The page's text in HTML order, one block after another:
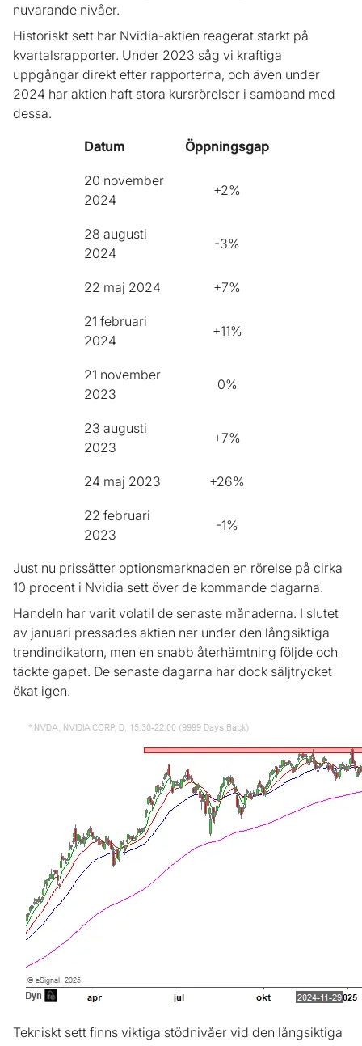
nuvarande nivåer.
Historiskt sett har Nvidia-aktien reagerat starkt på
kvartalsrapporter. Under 2023 såg vi kraftiga
uppgångar direkt efter rapporterna, och även under
2024 har aktien haft stora kursrörelser i samband med
dessa.
Datum Öppningsgap
20 november
2024
+2%
28 augusti
2024
-3%
22 maj 2024 +7%
21 februari
2024
+11%
21 november
2023
0%
23 augusti
2023
+7%
24 maj 2023 +26%
22 februari
2023
-1%
Just nu prissätter optionsmarknaden en rörelse på cirka
10 procent i Nvidia sett över de kommande dagarna.
Handeln har varit volatil de senaste månaderna. I slutet
av januari pressades aktien ner under den långsiktiga
trendindikatorn, men en snabb återhämtning följde och
täckte gapet. De senaste dagarna har dock säljtrycket
ökat igen.
Tekniskt sett finns viktiga stödnivåer vid den långsiktiga